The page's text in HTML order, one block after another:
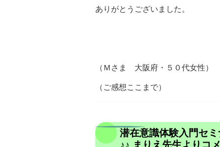
ありがとうございました。
（Ｍさま 大阪府・５０代女性）
（ご感想ここまで）
潜在意識体験入門セミ
♪♪ まりえ先生よりコ